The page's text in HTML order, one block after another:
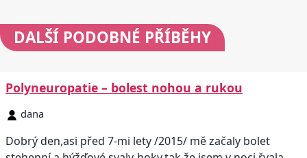
DALŠÍ PODOBNÉ PŘÍBĚHY
Polyneuropatie – bolest nohou a rukou
dana
Dobrý den,asi před 7-mi lety /2015/ mě začaly bolet